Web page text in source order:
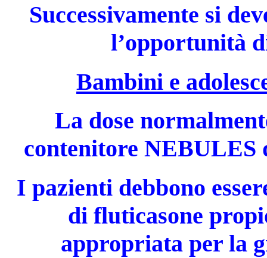
Successivamente si
l’opportunità
Bambini e
La dose
contenitore NEBULES
I pazienti debbono
di fluticasone
appropriata per la